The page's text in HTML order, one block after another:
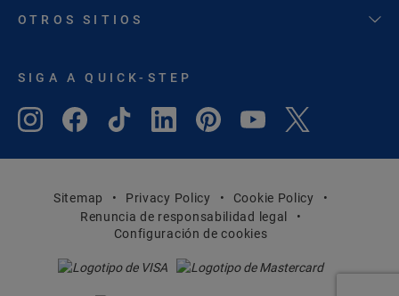
OTROS SITIOS
SIGA A QUICK-STEP
Sitemap Privacy Policy
Cookie Policy
Renuncia de responsabilidad legal
Configuración de cookies